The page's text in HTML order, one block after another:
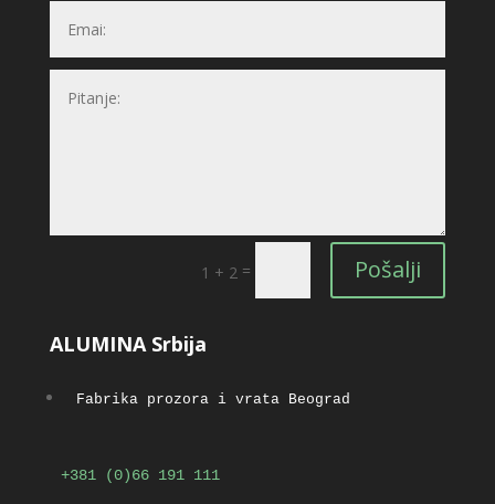
1 + 2 = Pošalji
ALUMINA Srbija
Fabrika prozora i vrata Beograd
+381 (0)66 191 111